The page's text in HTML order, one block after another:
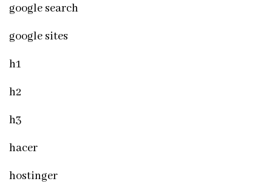
google search
google sites
h1
h2
h3
hacer
hostinger